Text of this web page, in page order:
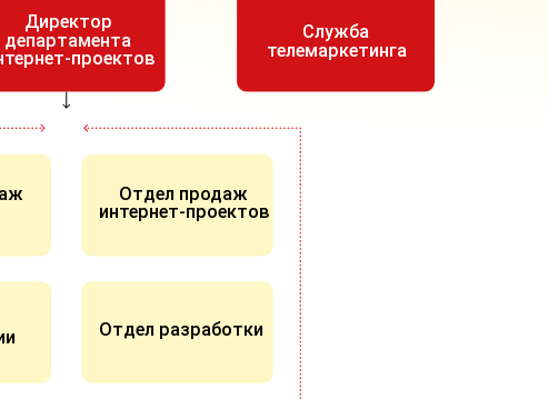
Отдел продаж
интернет-проектов
Отдел разработки
Директор
департамента
проектов
Служба
телемаркетинга